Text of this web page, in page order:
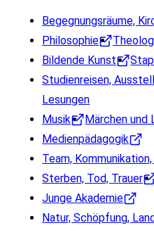
Begegnungsräume,
Philosophie
Bildende Kunst
Studienreisen,
Lesungen
Musik
Märchen und
Medienpädagogik
Team,
Sterben, Tod, Trauer
Junge Akademie
Natur, Schöpfung,